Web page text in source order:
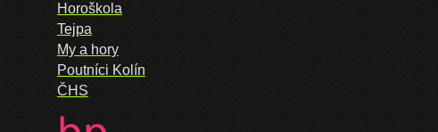
Horoškola
Tejpa
My a hory
Poutníci Kolín
ČHS